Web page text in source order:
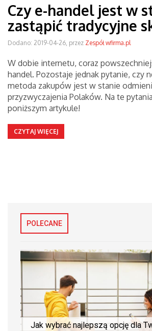
Czy e-handel jest w
zastąpić tradycyjne
Dodano: 2019-04-26, przez Zespół wfirma.pl
W dobie internetu, coraz
handel. Pozostaje jednak pytanie, czy
metoda zakupów jest w stanie
przyzwyczajenia Polaków. Na te
poniższym artykule!
CZYTAJ WIĘCEJ
POLECANE
Jak wybrać najlepszą opcję dla